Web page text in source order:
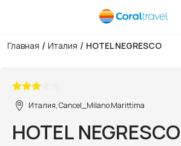
Главная / Италия / HOTEL NEGRESCO
Италия, Cancel_Milano Marittima
HOTEL NEGRESCO